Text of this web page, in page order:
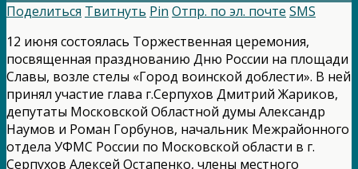
Поделиться Твитнуть Pin Отпр. по эл. почте SMS
12 июня состоялась Торжественная церемония,
посвященная празднованию Дню России на площади
Славы, возле стелы «Город воинской доблести». В ней
принял участие глава г.Серпухов Дмитрий Жариков,
депутаты Московской Областной думы Александр
Наумов и Роман Горбунов, начальник Межрайонного
отдела УФМС России по Московской области в г.
Серпухов Алексей Остапенко, члены местного